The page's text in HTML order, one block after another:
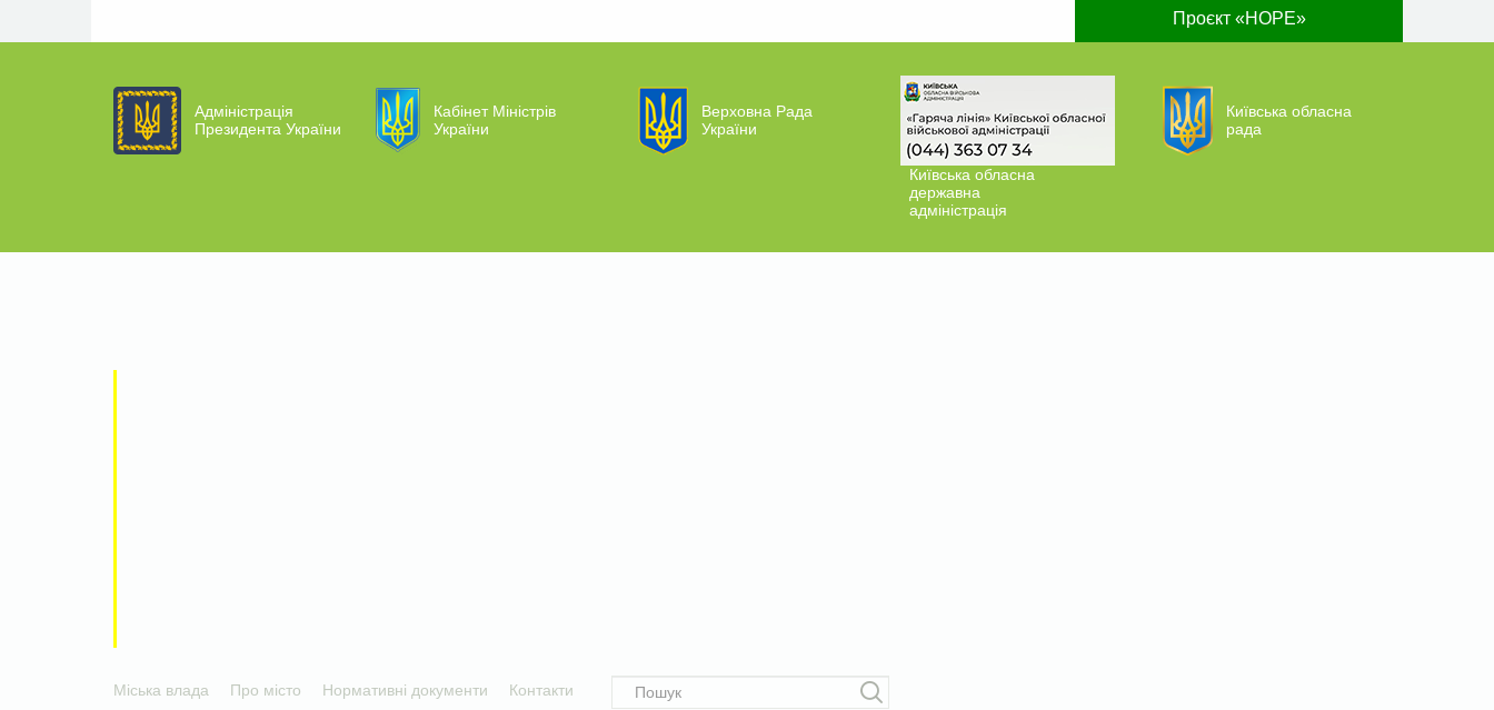
Проєкт «HOPE»
Адміністрація
Президента України
Кабінет Міністрів
України
Верховна Рада
України
Київська обласна
державна
адміністрація
Київська обласна
рада
Міська влада Про місто Нормативні документи Контакти